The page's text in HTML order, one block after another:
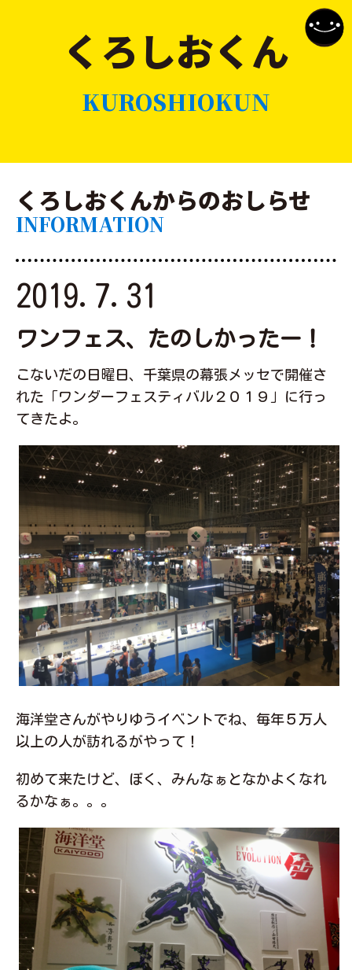
くろしおくん
KUROSHIOKUN
くろしおくんからのおしらせ
INFORMATION
2019.7.31
ワンフェス、たのしかったー！
こないだの日曜日、千葉県の幕張メッセで開催さ
れた「ワンダーフェスティバル２０１９」に行っ
てきたよ。
海洋堂さんがやりゆうイベントでね、毎年５万人
以上の人が訪れるがやって！
初めて来たけど、ぼく、みんなぁとなかよくなれ
るかなぁ。。。